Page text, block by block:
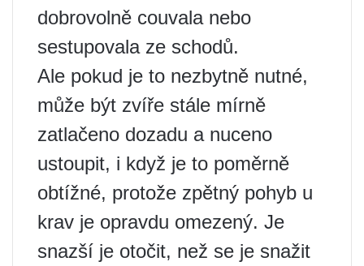
dobrovolně couvala nebo
sestupovala ze schodů.
Ale pokud je to nezbytně nutné,
může být zvíře stále mírně
zatlačeno dozadu a nuceno
ustoupit, i když je to poměrně
obtížné, protože zpětný pohyb u
krav je opravdu omezený. Je
snazší je otočit, než se je snažit